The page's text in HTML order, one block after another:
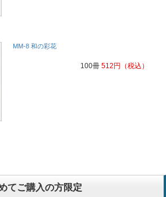
MM-8 和の彩花
100冊 512 円 （税込）
てご購入の方限定